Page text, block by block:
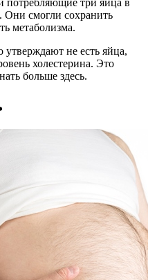
потребляющие три яйца в
Они смогли сохранить
метаболизма.
не есть яйца,
холестерина. Это
больше здесь.